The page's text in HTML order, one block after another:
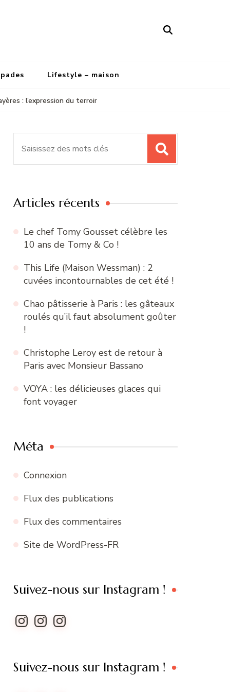
Lifestyle – maison
: l’expression du terroir
Articles récents
Le chef Tomy Gousset célèbre les
10 ans de Tomy & Co !
This Life (Maison Wessman) : 2
cuvées incontournables de cet été !
Chao pâtisserie à Paris : les gâteaux
roulés qu’il faut absolument goûter
!
Christophe Leroy est de retour à
Paris avec Monsieur Bassano
VOYA : les délicieuses glaces qui
font voyager
Méta
Connexion
Flux des publications
Flux des commentaires
Site de WordPress-FR
Suivez-nous sur Instagram !
Instagram
InstagramInstagram
Suivez-nous sur Instagram !